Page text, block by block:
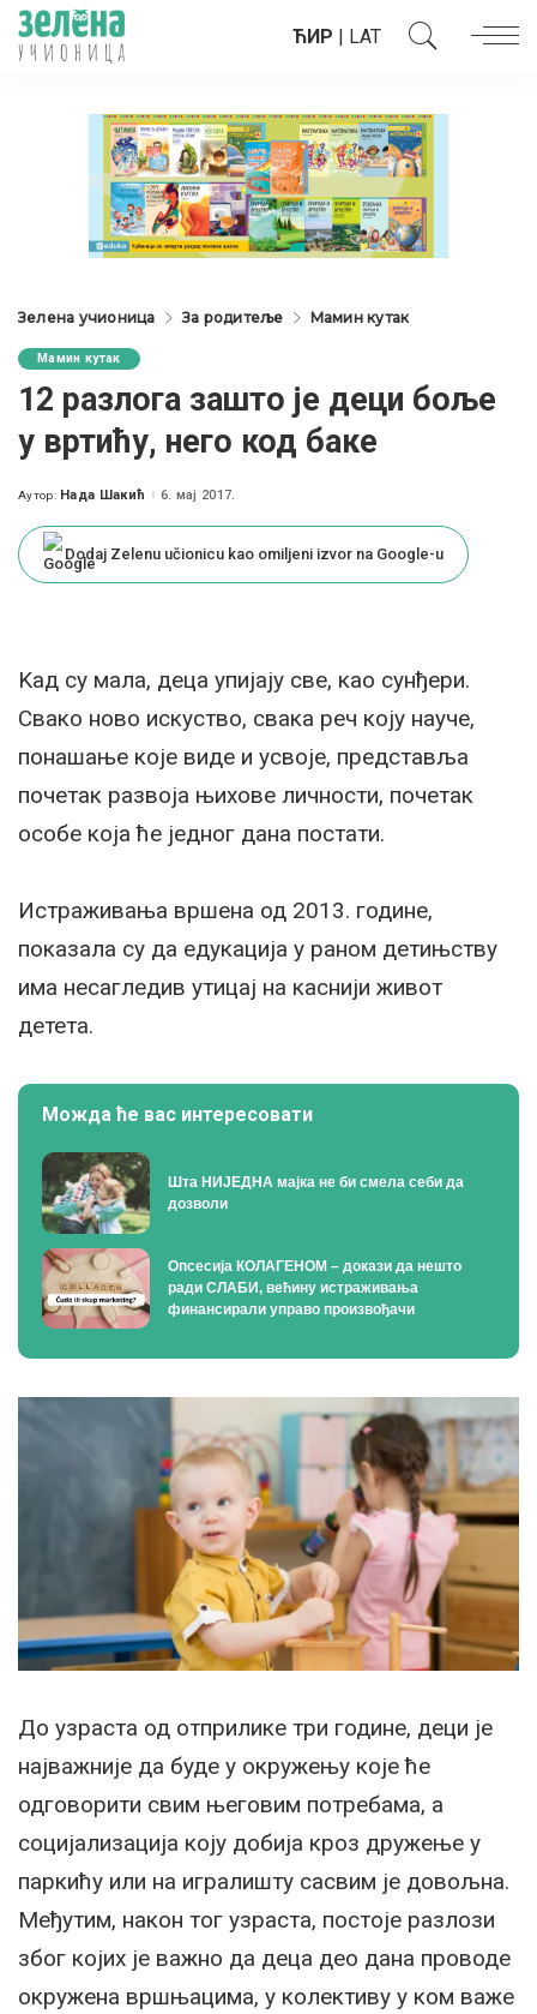
ЋИР | LAT
Зелена учионица За родитеље Мамин кутак
Мамин кутак
12 разлога зашто је деци боље
у вртићу, него код баке
Posted
Аутор: Нада Шакић 6. мај 2017.
Dodaj Zelenu učionicu kao omiljeni izvor na Google-u
Kад су мала, деца упијају све, као сунђери.
Свако ново искуство, свака реч коју науче,
понашање које виде и усвоје, представља
почетак развоја њихове личности, почетак
особе која ће једног дана постати.
Истраживања вршена од 2013. године,
показала су да едукација у раном детињству
има несагледив утицај на каснији живот
детета.
Можда ће вас интересовати
Шта НИЈЕДНА мајка не би смела себи да
дозволи
Опсесија КОЛАГЕНОМ – докази да нешто
ради СЛАБИ, већину истраживања
финансирали управо произвођачи
До узраста од отприлике три године, деци је
најважније да буде у окружењу које ће
одговорити свим његовим потребама, а
социјализација коју добија кроз дружење у
паркићу или на игралишту сасвим је довољна.
Међутим, након тог узраста, постоје разлози
због којих је важно да деца део дана проводе
окружена вршњацима, у колективу у ком важе